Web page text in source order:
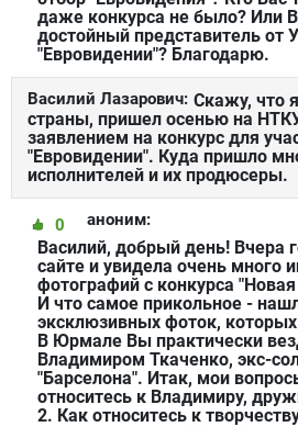
даже конкурса не было? Или
достойный представитель от
"Евровидении"? Благодарю.
Василий Лазарович: Скажу, что
страны, пришел осенью на
заявлением на конкурс для
"Евровидении". Куда пришло
исполнителей и их продюсеры.
аноним:
0
Василий, добрый день! Вчера
сайте и увидела очень много
фотографий с конкурса
И что самое прикольное -
эксклюзивных фоток, которых
В Юрмале Вы практически
Владимиром Ткаченко, экс-
"Барселона". Итак, мои
относитесь к Владимиру,
2. Как относитесь к